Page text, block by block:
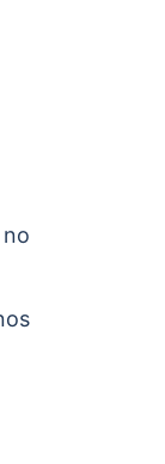
no